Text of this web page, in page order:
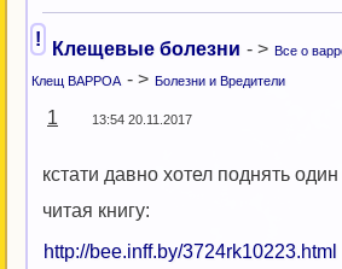
! Клещевые болезни - > Все о
Клещ ВАРРОА - > Болезни и Вредители
1 13:54 20.11.2017
кстати давно хотел поднять
читая книгу:
http://bee.inff.by/3724rk10223.html